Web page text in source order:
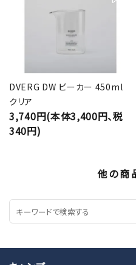
DVERG DW ビーカー 450ml
クリア
3,740円(本体3,400円、税
340円)
他の商